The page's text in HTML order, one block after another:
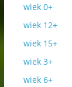
wiek 0+
wiek 12+
wiek 15+
wiek 3+
wiek 6+